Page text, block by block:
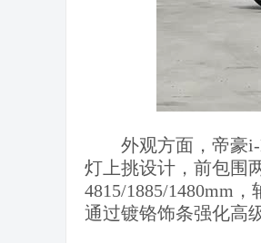
外观方面，帝豪
灯上挑设计，前包围
4815/1885/1480mm
通过镀铬饰条强化高